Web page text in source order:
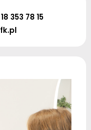
18 353 78 15